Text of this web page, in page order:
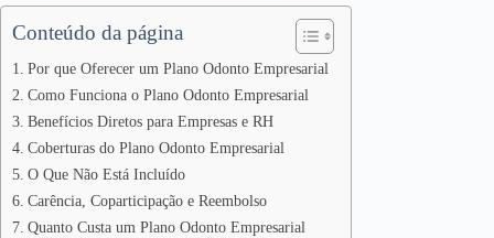
Conteúdo da página
Por que Oferecer um Plano Odonto Empresarial
Como Funciona o Plano Odonto Empresarial
Benefícios Diretos para Empresas e RH
Coberturas do Plano Odonto Empresarial
O Que Não Está Incluído
Carência, Coparticipação e Reembolso
Quanto Custa um Plano Odonto Empresarial